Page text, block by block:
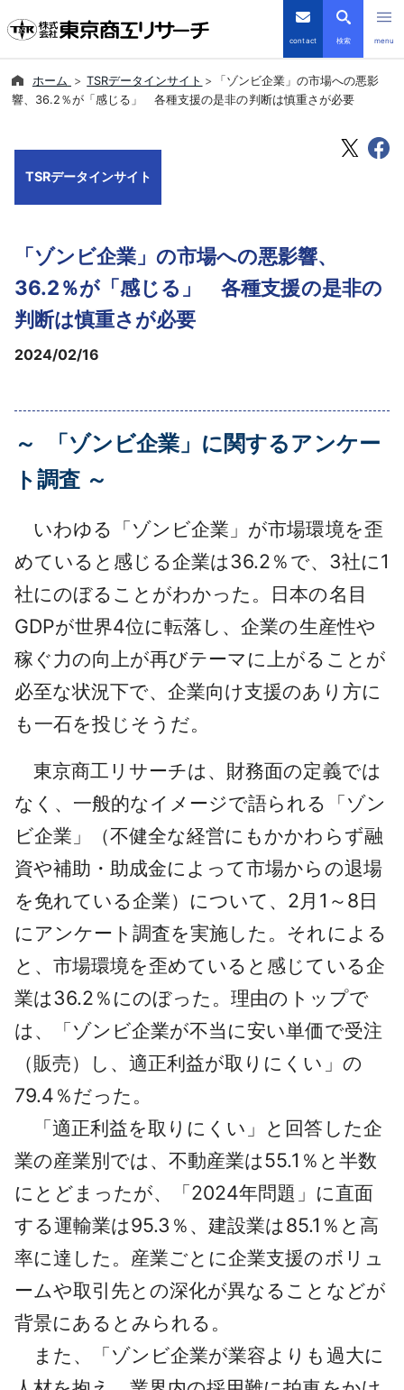
contact 検索 menu
倒産・注目企業情報
会社案内
商品・サービス
English
ホーム TSRデータインサイト
「ゾンビ企業」の市場への悪影
響、36.2％が「感じる」 各種支援の是非の判断は慎重さが必要
TSRデータインサイト
「ゾンビ企業」の市場への悪影響、
36.2％が「感じる」 各種支援の是非の
判断は慎重さが必要
2024/02/16
～
「ゾンビ企業」に関するアンケー
ト調査 ～
いわゆる「ゾンビ企業」が市場環境を歪
めていると感じる企業は36.2％で、3社に1
社にのぼることがわかった。日本の名目
GDPが世界4位に転落し、企業の生産性や
稼ぐ力の向上が再びテーマに上がることが
必至な状況下で、企業向け支援のあり方に
も一石を投じそうだ。
東京商工リサーチは、財務面の定義では
なく、一般的なイメージで語られる「ゾン
ビ企業」（不健全な経営にもかかわらず融
資や補助・助成金によって市場からの退場
を免れている企業）について、2月1～8日
にアンケート調査を実施した。それによる
と、市場環境を歪めていると感じている企
業は36.2％にのぼった。理由のトップで
は、「ゾンビ企業が不当に安い単価で受注
（販売）し、適正利益が取りにくい」の
79.4％だった。
「適正利益を取りにくい」と回答した企
業の産業別では、不動産業は55.1％と半数
にとどまったが、「2024年問題」に直面
する運輸業は95.3％、建設業は85.1％と高
率に達した。産業ごとに企業支援のボリュ
ームや取引先との深化が異なることなどが
背景にあるとみられる。
また、「ゾンビ企業が業容よりも過大に